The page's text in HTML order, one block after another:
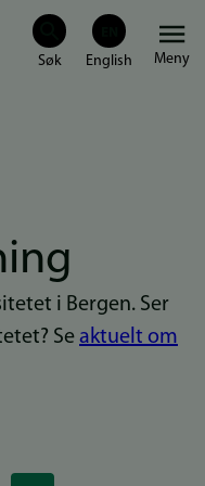
Meny
i Bergen. Ser
Se aktuelt om